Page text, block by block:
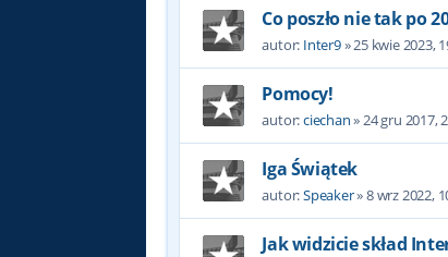
Co poszło nie tak po
autor: Inter9»25 kwie 2023,
Pomocy!
autor:ciechan» 24 gru 2017,
Iga Świątek
autor:Speaker»8 wrz 2022,
Jak widzicie skład